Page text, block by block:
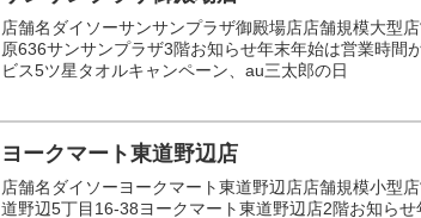
店舗名ダイソーサンサンプラザ御殿場店店舗規模大型
原636サンサンプラザ3階お知らせ年末年始は営業時間
ビス5ツ星タオルキャンペーン、au三太郎の日
ヨークマート東道野辺店
店舗名ダイソーヨークマート東道野辺店店舗規模小型
道野辺5丁目16-38ヨークマート東道野辺店2階お知ら